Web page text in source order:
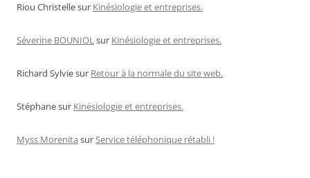
Riou Christellesur Kinésiologie et entreprises.
Séverine BOUNIOLsur Kinésiologie et entreprises.
Richard Sylviesur Retour à la normale du site web.
Stéphanesur Kinésiologie et entreprises.
Myss Morenita surService téléphonique rétabli !